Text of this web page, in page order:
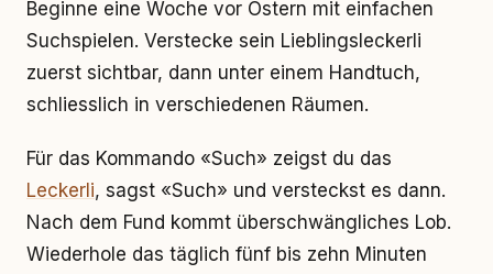
Beginne eine Woche vor Ostern mit einfachen
Suchspielen. Verstecke sein Lieblingsleckerli
zuerst sichtbar, dann unter einem Handtuch,
schliesslich in verschiedenen Räumen.
Für das Kommando «Such» zeigst du das
Leckerli, sagst «Such» und versteckst es dann.
Nach dem Fund kommt überschwängliches Lob.
Wiederhole das täglich fünf bis zehn Minuten